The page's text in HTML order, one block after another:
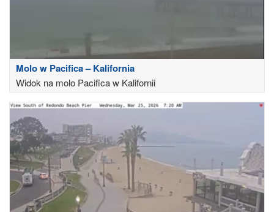
Molo w Pacifica – Kalifornia
Widok na molo Pacifica w Kalifornii